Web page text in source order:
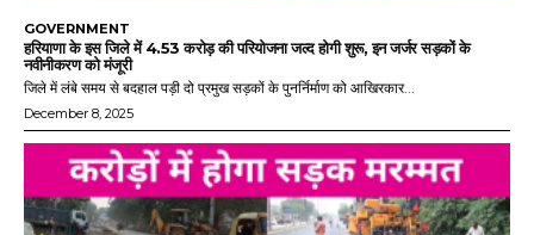
GOVERNMENT
हरियाणा के इस जिले में 4.53 करोड़ की परियोजना जल्द होगी शुरू, इन जर्जर सड़कों के
नवीनीकरण को मंजूरी
जिले में लंबे समय से बदहाल पड़ी दो प्रमुख सड़कों के पुनर्निर्माण को आखिरकार...
December 8, 2025